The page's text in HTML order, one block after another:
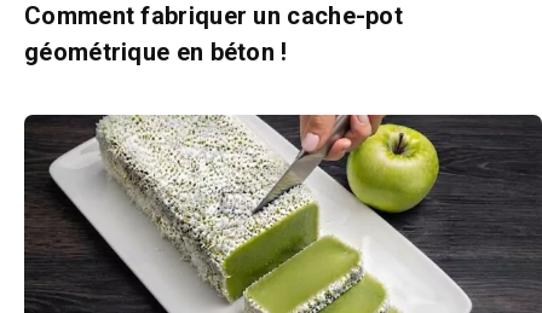
Comment fabriquer un cache-pot
géométrique en béton !